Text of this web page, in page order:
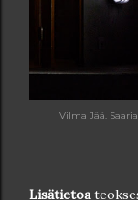
Vilma Jää.
Lisätietoa